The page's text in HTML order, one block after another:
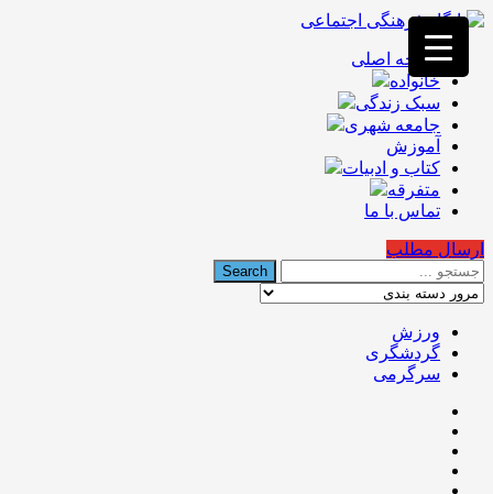
فصد
خون
غرب
تهران
خشکشویی
تصفیه
جرثقیل
برقی
طراحی
vip
امداد
باتری
صفحه اصلی
خانواده
سبک زندگی
جامعه شهری
آموزش
کتاب و ادبیات
متفرقه
تماس با ما
ارسال مطلب
ورزش
گردشگری
سرگرمی